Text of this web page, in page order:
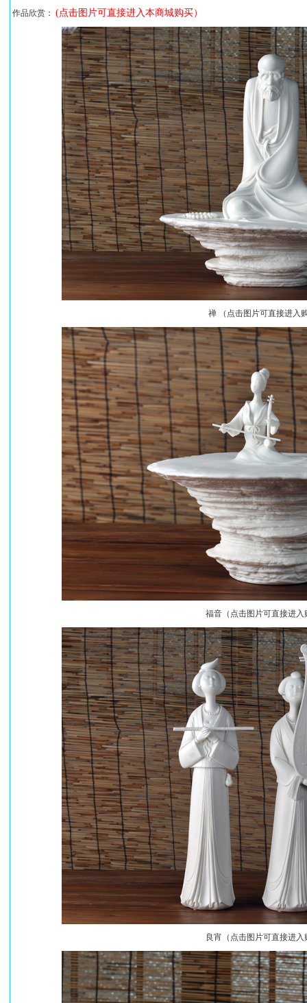
作品欣赏： (点击图片可直接进入本商城购买）
禅 （点击图片可直接进入
福音（点击图片可直接进入
良宵（点击图片可直接进入